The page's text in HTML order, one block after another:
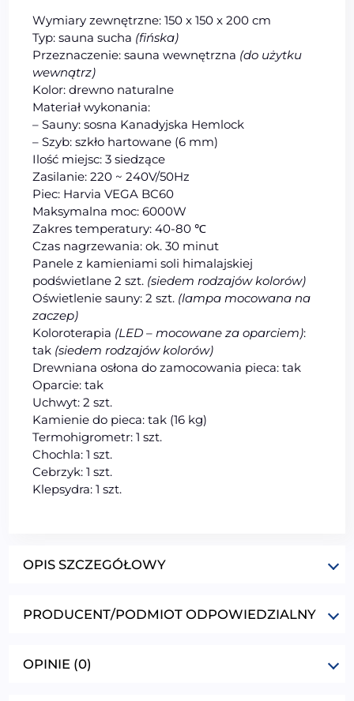
Wymiary zewnętrzne: 150 x 150 x 200 cm
Typ: sauna sucha (fińska)
Przeznaczenie: saunawewnętrzna (do użytku
wewnątrz)
Kolor: drewno naturalne
Materiał wykonania:
– Sauny: sosna Kanadyjska Hemlock
– Szyb: szkło hartowane (6 mm)
Ilość miejsc: 3 siedzące
Zasilanie: 220 ~ 240V/50Hz
Piec: Harvia VEGA BC60
Maksymalna moc: 6000W
Zakres temperatury: 40-80 ℃
Czas nagrzewania: ok. 30 minut
Panele z kamieniami soli himalajskiej
podświetlane 2 szt. (siedem rodzajów kolorów)
Oświetlenie sauny: 2 szt. (lampa mocowana na
zaczep)
Koloroterapia (LED – mocowane za oparciem):
tak (siedem rodzajów kolorów)
Drewniana osłona do zamocowania pieca: tak
Oparcie: tak
Uchwyt: 2 szt.
Kamienie do pieca: tak (16 kg)
Termohigrometr: 1 szt.
Chochla: 1 szt.
Cebrzyk: 1 szt.
Klepsydra: 1 szt.
OPIS SZCZEGÓŁOWY
PRODUCENT/PODMIOT ODPOWIEDZIALNY
OPINIE (0)